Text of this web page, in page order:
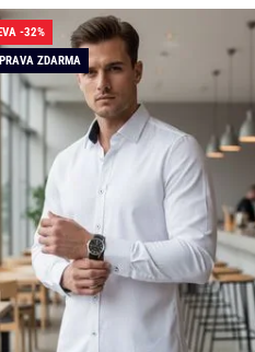
-32%
ZDARMA